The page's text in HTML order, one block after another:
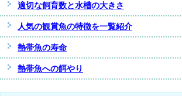
適切な飼育数と水槽の大きさ
人気の観賞魚の特徴を一覧紹介
熱帯魚の寿命
熱帯魚への餌やり